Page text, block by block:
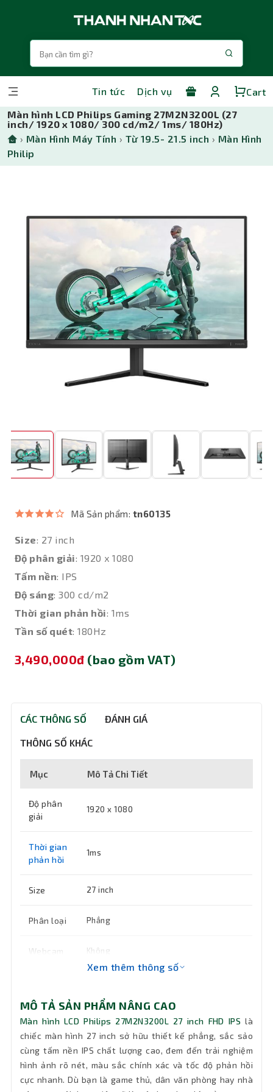
Tin tức Dịch vụ
Cart
Màn hình LCD Philips Gaming 27M2N3200L (27
inch/ 1920 x 1080/ 300 cd/m2/ 1ms/ 180Hz)
› Màn Hình Máy Tính › Từ 19.5- 21.5 inch › Màn Hình
Philip
Mã Sản phẩm: tn60135
Size: 27 inch
Độ phân giải: 1920 x 1080
Tấm nền: IPS
Độ sáng: 300 cd/m2
Thời gian phản hồi: 1ms
Tần số quét: 180Hz
3,490,000đ (bao gồm VAT)
CÁC THÔNG SỐ ĐÁNH GIÁ
THÔNG SỐ KHÁC
Mục Mô Tả Chi Tiết
Độ phân
giải
1920 x 1080
Thời gian
phản hồi
1ms
Size 27 inch
Phân loại Phẳng
Webcam Không
Độ tương
phản
1000:1
Cổng kết
nối
1 x HDMI 2.0, 1 x DisplayPort 1.4
Xem thêm thông số
MÔ TẢ SẢN PHẨM NÂNG CAO
Màn hình LCD Philips 27M2N3200L 27 inch FHD IPS là
chiếc màn hình 27 inch sở hữu thiết kế phẳng, sắc sảo
cùng tấm nền IPS chất lượng cao, đem đến trải nghiệm
hình ảnh rõ nét, màu sắc chính xác và tốc độ phản hồi
cực nhanh. Dù bạn là game thủ, dân văn phòng hay nhà